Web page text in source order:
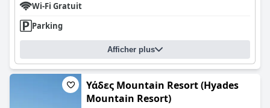
personnel est sympathique, accueillant et accommodant,
faisant en sorte que les clients se sentent comme chez eux. Les
lits sont confortables et de nombreux clients les décrivent
comme incroyablement bons. Dans l'ensemble,Pegasus Rooms
offre un excellent rapport qualité-prix et une atmosphère
chaleureuse, ce qui en fait un excellent choix pour les voyageurs
visitant l'ancienne Corinthe.
Wi-Fi Gratuit
Parking
Afficher plus
Υάδες Mountain Resort (Hyades
Mountain Resort)